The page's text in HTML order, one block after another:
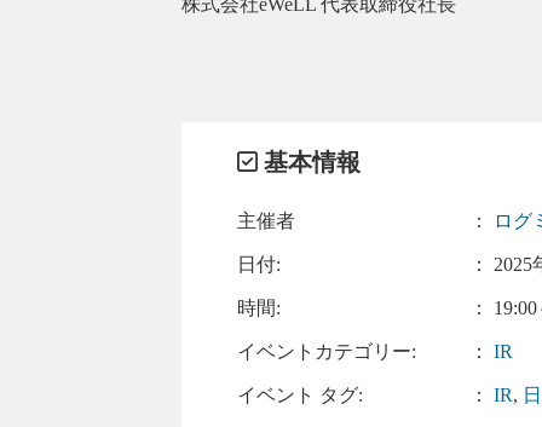
株式会社eWeLL 代表取締役社長
基本情報
主催者 ： ログ
日付: ： 2025
時間: ：
イベントカテゴリー: ：IR
イベント タグ: ：IR,